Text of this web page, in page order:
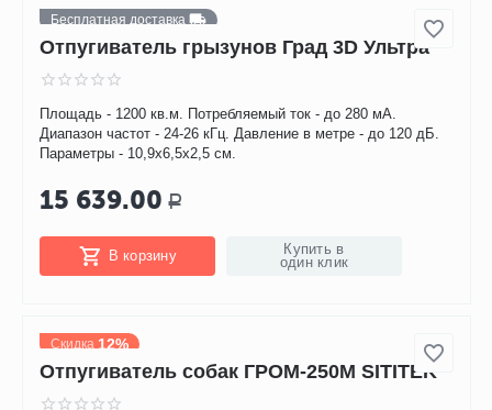
воздействия – 1000 кв. м.
9 560.00 Р
9 344.00
В корзину
Бесплатная доставка
Отпугиватель грызунов Град 3D Ультра
Площадь - 1200 кв.м. Потребляемый ток - до 280 мА.
Диапазон частот - 24-26 кГц. Давление в метре - до 120 дБ.
Параметры - 10,9х6,5х2,5 см.